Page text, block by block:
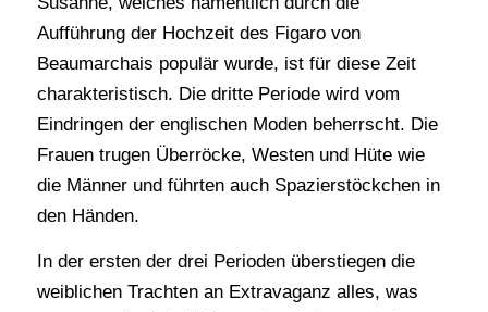
Aufführung der Hochzeit des Figaro von
Beaumarchais populär wurde, ist für diese Zeit
charakteristisch. Die dritte Periode wird vom
Eindringen der englischen Moden beherrscht. Die
Frauen trugen Überröcke, Westen und Hüte wie
die Männer und führten auch Spazierstöckchen in
den Händen.
In der ersten der drei Perioden überstiegen die
weiblichen Trachten an Extravaganz alles, was